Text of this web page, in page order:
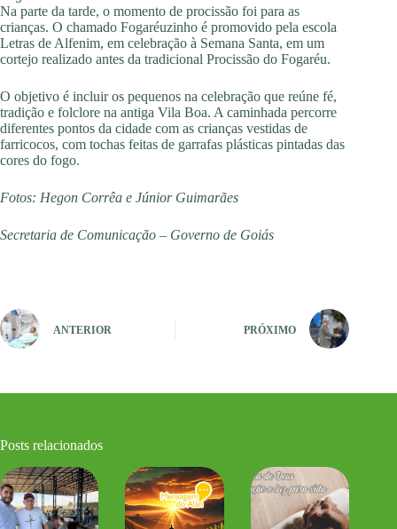
Na parte da tarde, o momento de procissão foi para as
crianças. O chamado Fogaréuzinho é promovido pela escola
Letras de Alfenim, em celebração à Semana Santa, em um
cortejo realizado antes da tradicional Procissão do Fogaréu.
O objetivo é incluir os pequenos na celebração que reúne fé,
tradição e folclore na antiga Vila Boa. A caminhada percorre
diferentes pontos da cidade com as crianças vestidas de
farricocos, com tochas feitas de garrafas plásticas pintadas das
cores do fogo.
Fotos: Hegon Corrêa e Júnior Guimarães
Secretaria de Comunicação – Governo de Goiás
ANTERIOR PRÓXIMO
Posts relacionados